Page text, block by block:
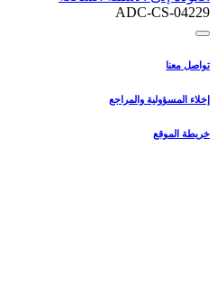
ADC-CS-04229
تواصل معنا
إخلاء المسؤولية والمراجع
خريطة الموقع